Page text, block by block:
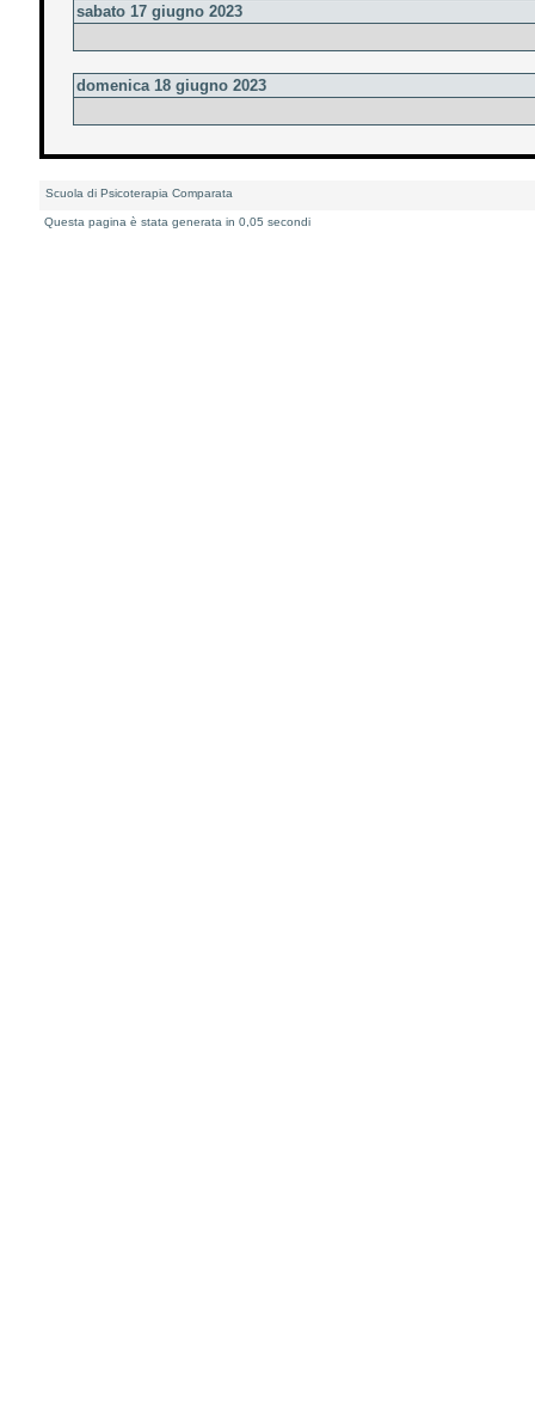
sabato 17 giugno 2023
domenica 18 giugno 2023
Scuola di Psicoterapia Comparata
Questa pagina è stata generata in 0,05 secondi